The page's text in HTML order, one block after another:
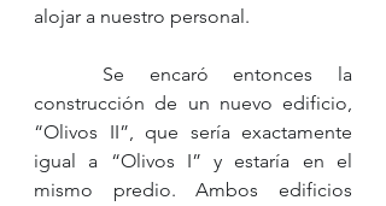
alojar a nuestro personal.
construcción de un nuevo edificio,
“Olivos II”, que sería exactamente
igual a “Olivos I” y estaría en el
mismo predio. Ambos edificios